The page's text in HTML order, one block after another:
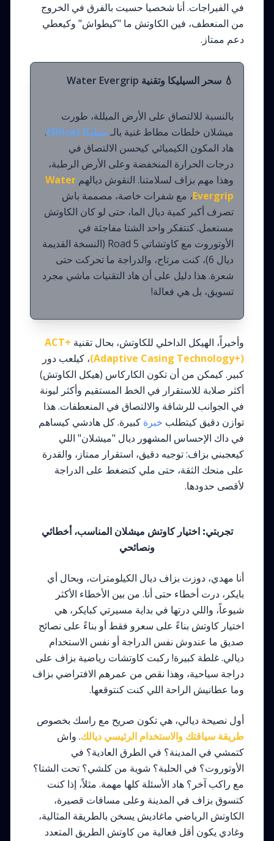
في الفيراجات. أنا شخصيا حسيت بالفرق في الخروج
من المنعطف، فين الكاوتش ما "كيطواش" وكيعطي
دعم ممتاز.
💧 سحر السيليكا وتقنية Water Evergrip
بالنسبة للالتصاق على الأرض المبللة، طورت
ميشلان خلطات مطاط غنية بالـسيليكا (Silica)
.
هاد المكون الكيميائي كيحسن الالتصاق في
درجات الحرارة المنخفضة وعلى الأرض الرطبة،
وهذا مهم بزاف لسلامتنا. النقوش ديالهم Water
Evergrip، مع شفرات خاصة، مصممة باش
تصرف أكبر كمية ديال الما، حتى لو كان الكاوتش
مستعمل. كنتفكر واحد الشتا مفاجئة في
الأوتوروت مع كاوتشاتي Road 5 (النسخة القديمة
ديال 6)، كنت مرتاح، والدراجة ما تحركت حتى
شعرة. هذا دليل على أن هاد التقنيات ماشي مجرد
تسويق، بل هي فعالة!
وأخيراً، الهيكل الداخلي للكاوتش، بحال تقنية ACT+
(Adaptive Casing Technology+)، كيلعب دور
كبير. كيمكن من أن تكون الكاركاس (هيكل الكاوتش)
أكثر صلابة للاستقرار في الخط المستقيم وأكثر ليونة
في الجوانب للرشاقة والالتصاق في المنعطفات. هذا
توازن دقيق كيتطلب خبرة كبيرة. كل هادشي كيساهم
في داك الإحساس المشهور ديال "ميشلان" اللي
كيعجبني بزاف: توجيه دقيق، استقرار ممتاز، والقدرة
على منحك الثقة، حتى ملي كتضغط على الدراجة
لأقصى حدودها.
تجربتي: اختيار كاوتش ميشلان المناسب، أخطائي
ونصائحي
أنا مهدي، دوزت بزاف ديال الكيلومترات، وبحال أي
بايكر، درت أخطاء حتى أنا. من بين الأخطاء الأكثر
شيوعاً، واللي درتها في بداية مسيرتي كبايكر، هي
اختيار كاوتش بناءً على سعرو فقط أو بناءً على نصائح
صديق ما عندوش نفس الدراجة أو نفس الاستخدام
ديالي. غلطة كبيرة! ركبت كاوتشات رياضية بزاف على
دراجة سياحية، وهذا نقص من عمرهم الافتراضي بزاف
وما عطانيش الراحة اللي كنت كنتوقعها.
أول نصيحة ديالي، هي تكون صريح مع راسك بخصوص
طريقة سياقتك والاستخدام الرئيسي ديالك. واش
كتمشي في المدينة؟ في الطرق العادية؟ في
الأوتوروت؟ في الحلبة؟ شوية من كلشي؟ تحت الشتا؟
مع راكب آخر؟ هاد الأسئلة كلها مهمة. مثلاً، إذا كنت
كتسوق بزاف في المدينة وعلى مسافات قصيرة،
الكاوتش الرياضي ماغاديش يسخن بالطريقة المثالية،
وغادي يكون أقل فعالية من كاوتش الطريق المتعدد